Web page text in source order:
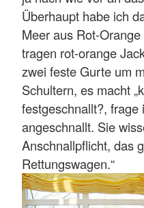
Überhaupt habe ich
Meer aus Rot-
tragen rot-orange
zwei feste Gurte um
Schultern, es macht
festgeschnallt?, frage
angeschnallt. Sie
Anschnallpflicht, das
Rettungswagen.“